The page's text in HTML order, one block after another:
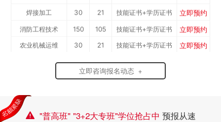
工）
焊接加工 30 21 技能证书+学历证书 立即预约
消防工程技术 150 105 技能证书+学历证书 立即预约
农业机械运维 30 21 技能证书+学历证书 立即预约
通信运营服务 30 21 技能证书+学历证书
计算机应用与维修 50 35 技能证书+学历证书
幼儿教育
轨道交通车辆运检 立即预约
立即咨询报名动态 +
 "普高班" "3+2大专班"学位抢占中 预报从速